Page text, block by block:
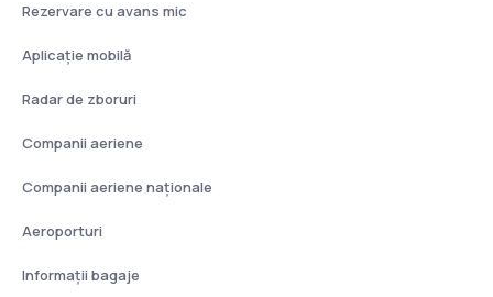
Rezervare cu avans mic
Aplicație mobilă
Radar de zboruri
Companii aeriene
Companii aeriene naţionale
Aeroporturi
Informații bagaje